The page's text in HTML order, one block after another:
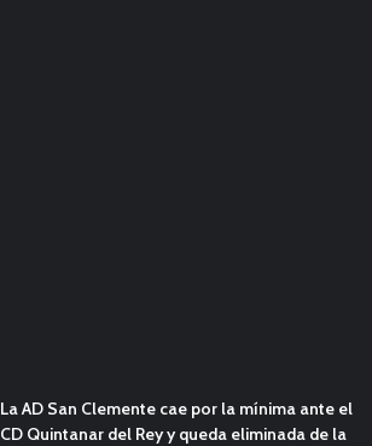
La AD San Clemente cae por la mínima ante el
CD Quintanar del Rey y queda eliminada de la